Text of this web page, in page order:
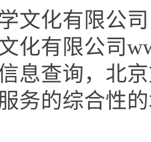
文化有限公司
化有限公司
息查询，北
务的综合性